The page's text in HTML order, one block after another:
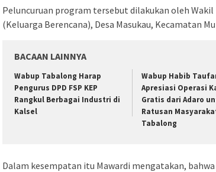
Peluncuruan program tersebut dilakukan oleh Wakil
(Keluarga Berencana), Desa Masukau, Kecamatan
BACAAN LAINNYA
Wabup Tabalong Harap
Pengurus DPD FSP KEP
Rangkul Berbagai Industri di
Kalsel
Wabup Habib
Apresiasi Operasi
Gratis dari Adaro
Ratusan
Tabalong
Dalam kesempatan itu Mawardi mengatakan,